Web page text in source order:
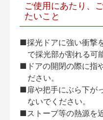
ご使用にあたり、
たいこと
■採光ドアに強い衝撃
で採光部が割れる可
■ドアの開閉の際に指
ださい。
■扉や把手にぶら下が
ないでください。
■ストーブ等の熱源を